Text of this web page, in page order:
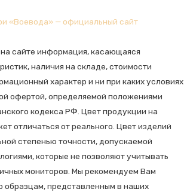
«Воевода» — официальный сайт
сайте информация, касающаяся
наличия на складе, стоимости
характер и ни при каких условиях
офертой, определяемой положениями
кодекса РФ. Цвет продукции на
отличаться от реального. Цвет изделий
степенью точности, допускаемой
которые не позволяют учитывать
мониторов. Мы рекомендуем Вам
образцам, представленным в наших